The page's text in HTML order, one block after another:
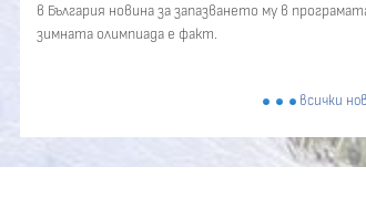
в България новина за запазването му в
зимната олимпиада е факт.
всички